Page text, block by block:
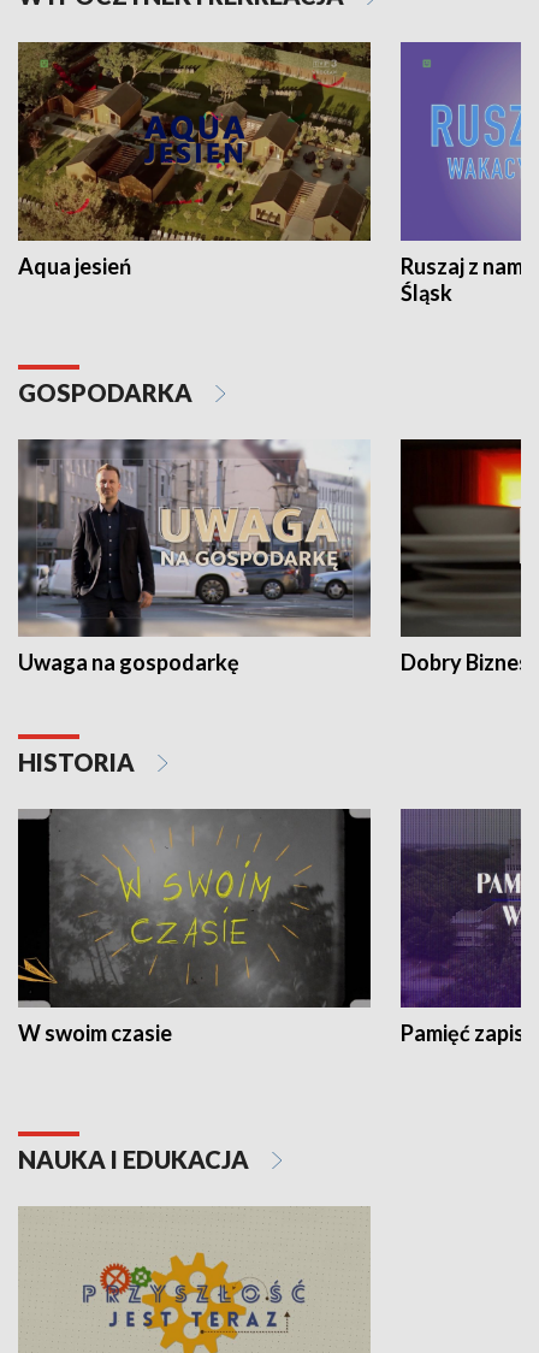
Aqua jesień
Ruszaj z
Śląsk
GOSPODARKA
Uwaga na gospodarkę Dobry Biznes
HISTORIA
W swoim czasie Pamięć
NAUKA I EDUKACJA